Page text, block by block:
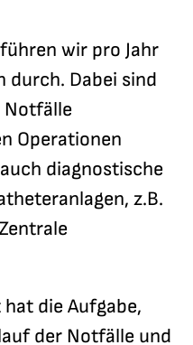
wir pro Jahr
durch. Dabei sind
Operationen
diagnostische
z.B.
die Aufgabe,
der Notfälle und